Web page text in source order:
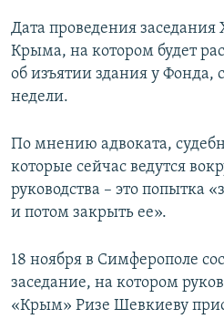
Дата проведения заседания
Крыма, на котором будет
об изъятии здания у Фонда,
недели.
По мнению адвоката,
которые сейчас ведутся
руководства – это попытка
и потом закрыть ее».
18 ноября в Симферополе
заседание, на котором
«Крым» Ризе Шевкиеву